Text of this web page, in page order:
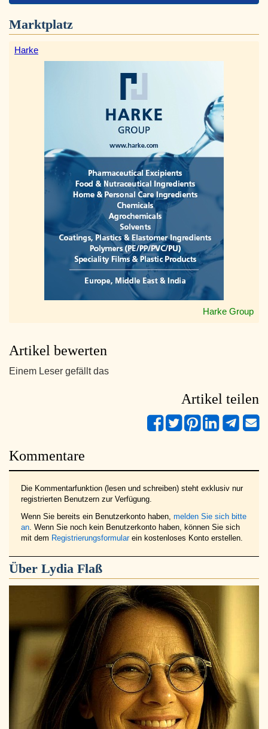
Marktplatz
Harke
Harke Group
Artikel bewerten
Einem Leser gefällt das
Artikel teilen
Kommentare
Die Kommentarfunktion (lesen und schreiben) steht exklusiv nur
registrierten Benutzern zur Verfügung.
Wenn Sie bereits ein Benutzerkonto haben, melden Sie sich bitte
an . Wenn Sie noch kein Benutzerkonto haben, können Sie sich
mit dem Registrierungsformularein kostenloses Konto erstellen.
Über Lydia Flaß